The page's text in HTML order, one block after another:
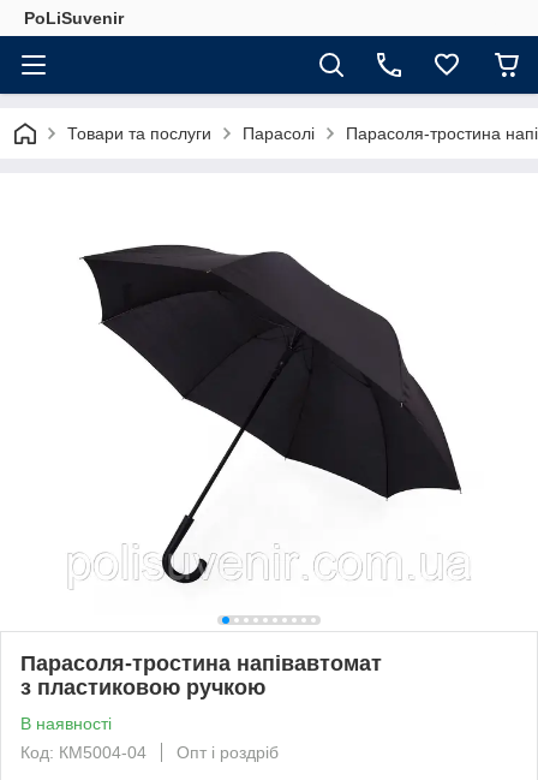
PoLiSuvenir
Товари та послуги Парасолі Парасоля-тростина
Парасоля-тростина напівавтомат
з пластиковою ручкою
В наявності
Код: КМ5004-04
Опт і роздріб